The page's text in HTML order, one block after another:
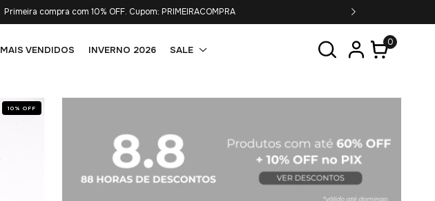
Parcelamento 6x s/juros.
MAIS VENDIDOS INVERNO 2026 SALE
0
10 % OFF